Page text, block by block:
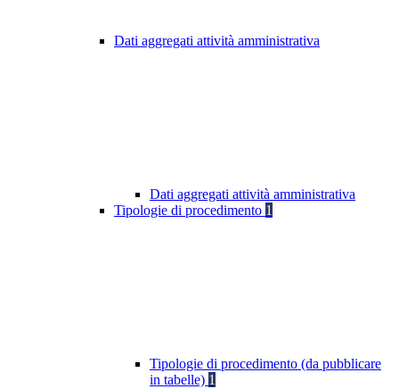
Dati aggregati attività amministrativa
Dati aggregati attività amministrativa
Tipologie di procedimento 1
Tipologie di procedimento (da pubblicare
in tabelle) 1